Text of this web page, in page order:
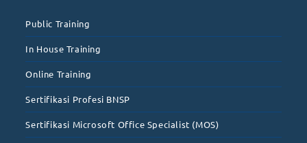
Public Training
In House Training
Online Training
Sertifikasi Profesi BNSP
Sertifikasi Microsoft Office Specialist (MOS)